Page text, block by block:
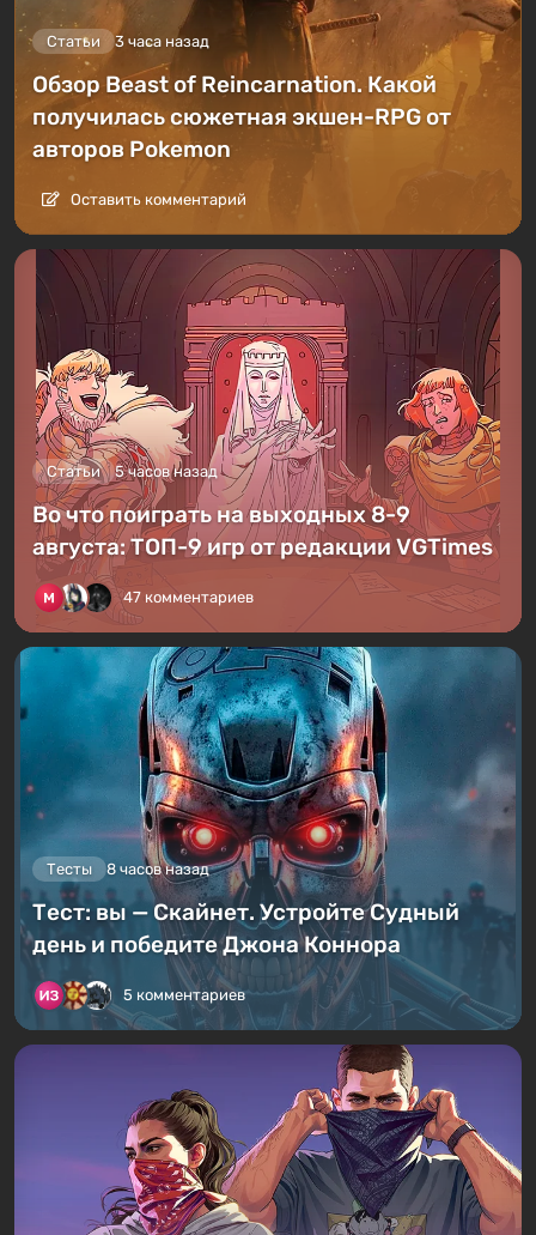
Статьи 3 часа назад
Обзор Beast of Reincarnation. Какой
получилась сюжетная экшен-RPG от
авторов Pokemon
Оставить комментарий
Статьи 5 часов назад
Во что поиграть на выходных 8-9
августа: ТОП-9 игр от редакции VGTimes
47 комментариев
Тесты 8 часов назад
Тест: вы — Скайнет. Устройте Судный
день и победите Джона Коннора
5 комментариев